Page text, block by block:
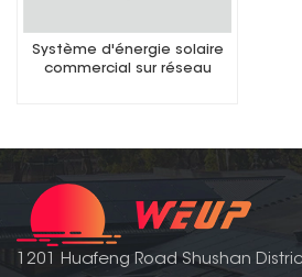
Système d'énergie solaire
commercial sur réseau
1201 Huafeng Road Shushan